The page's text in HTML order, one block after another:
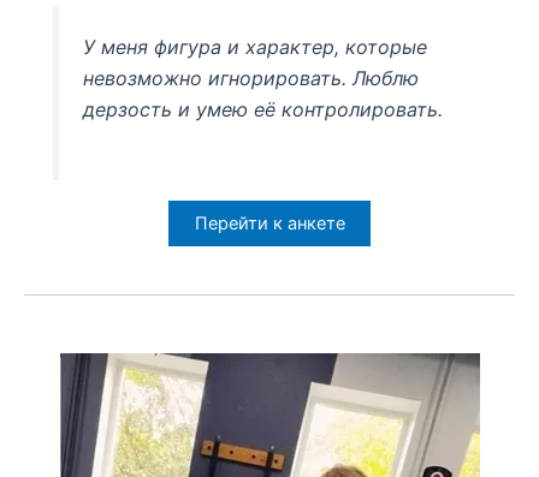
У меня фигура и характер, которые
невозможно игнорировать. Люблю
дерзость и умею её контролировать.
Перейти к анкете